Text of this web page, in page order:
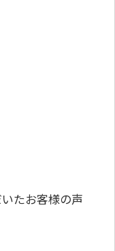
たお客様の声